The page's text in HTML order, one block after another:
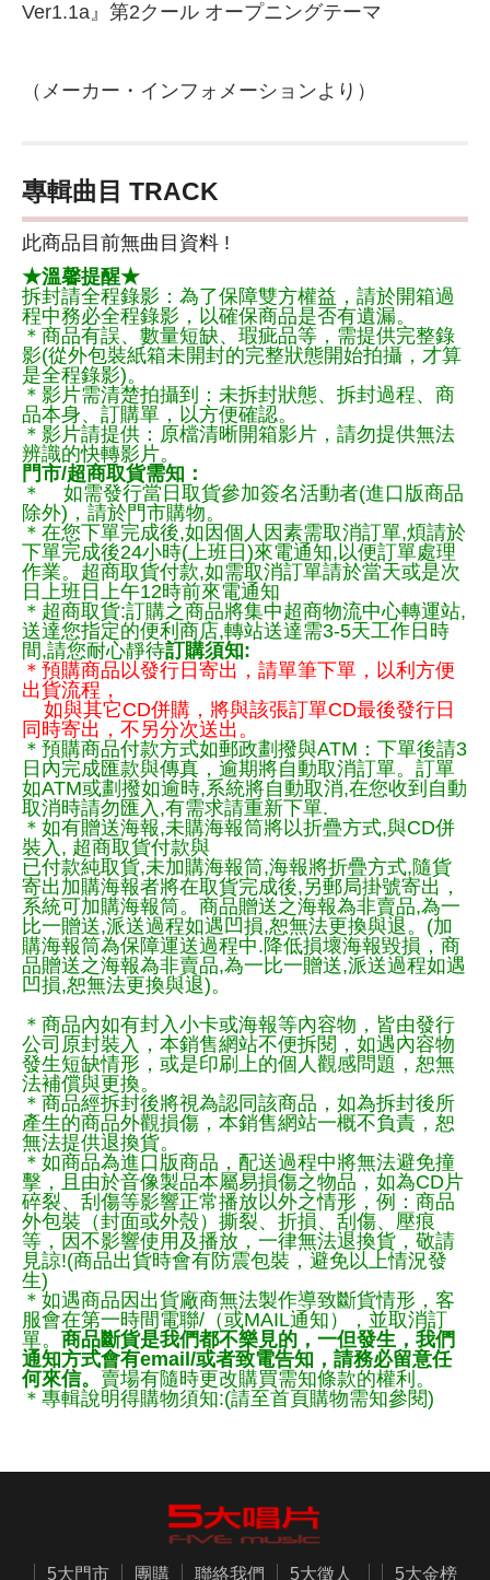
Ver1.1a』第2クール オープニングテーマ
（メーカー・インフォメーションより）
專輯曲目 TRACK
此商品目前無曲目資料 !
★溫馨提醒★
拆封請全程錄影：為了保障雙方權益，請於開箱過
程中務必全程錄影，以確保商品是否有遺漏。
＊商品有誤、數量短缺、瑕疵品等，需提供完整錄
影(從外包裝紙箱未開封的完整狀態開始拍攝，才算
是全程錄影)。
＊影片需清楚拍攝到：未拆封狀態、拆封過程、商
品本身、訂購單，以方便確認。
＊影片請提供：原檔清晰開箱影片，請勿提供無法
辨識的快轉影片。
門市/超商取貨需知：
＊ 如需發行當日取貨參加簽名活動者(進口版商品
除外)，請於門市購物。
＊在您下單完成後,如因個人因素需取消訂單,煩請於
下單完成後24小時(上班日)來電通知,以便訂單處理
作業。超商取貨付款,如需取消訂單請於當天或是次
日上班日上午12時前來電通知
＊超商取貨:訂購之商品將集中超商物流中心轉運站,
送達您指定的便利商店,轉站送達需3-5天工作日時
間,請您耐心靜待訂購須知:
＊預購商品以發行日寄出，請單筆下單，以利方便
出貨流程，
如與其它CD併購，將與該張訂單CD最後發行日
同時寄出，不另分次送出。
＊預購商品付款方式如郵政劃撥與ATM：下單後請3
日內完成匯款與傳真，逾期將自動取消訂單。訂單
如ATM或劃撥如逾時,系統將自動取消,在您收到自動
取消時請勿匯入,有需求請重新下單.
＊如有贈送海報,未購海報筒將以折疊方式,與CD併
裝入, 超商取貨付款與
已付款純取貨,未加購海報筒,海報將折疊方式,隨貨
寄出加購海報者將在取貨完成後,另郵局掛號寄出，
系統可加購海報筒。商品贈送之海報為非賣品,為一
比一贈送,派送過程如遇凹損,恕無法更換與退。(加
購海報筒為保障運送過程中.降低損壞海報毀損，商
品贈送之海報為非賣品,為一比一贈送,派送過程如遇
凹損,恕無法更換與退)。
＊商品內如有封入小卡或海報等內容物，皆由發行
公司原封裝入，本銷售網站不便拆閱，如遇內容物
發生短缺情形，或是印刷上的個人觀感問題，恕無
法補償與更換。
＊商品經拆封後將視為認同該商品，如為拆封後所
產生的商品外觀損傷，本銷售網站一概不負責，恕
無法提供退換貨。
＊如商品為進口版商品，配送過程中將無法避免撞
擊，且由於音像製品本屬易損傷之物品，如為CD片
碎裂、刮傷等影響正常播放以外之情形，例：商品
外包裝（封面或外殼）撕裂、折損、刮傷、壓痕
等，因不影響使用及播放，一律無法退換貨，敬請
見諒!(商品出貨時會有防震包裝，避免以上情況發
生)
＊如遇商品因出貨廠商無法製作導致斷貨情形，客
服會在第一時間電聯/（或MAIL通知），並取消訂
單。 商品斷貨是我們都不樂見的，一但發生，我們
通知方式會有email/或者致電告知，請務必留意任
何來信。 賣場有隨時更改購買需知條款的權利。
＊專輯說明得購物須知:(請至首頁購物需知參閱)
5大門市 團購 聯絡我們 5大徵人 5大金榜